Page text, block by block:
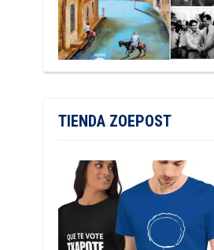
TIENDA ZOEPOST